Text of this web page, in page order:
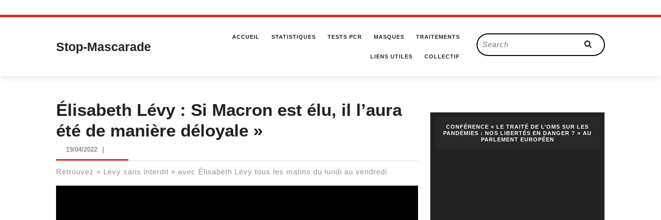
Skip
Stop-Mascarade
ACCUEIL STATISTIQUES TESTS PCR MASQUES TRAITEMENTS
LIENS UTILES COLLECTIF
Search
for:
Élisabeth Lévy : Si Macron est élu, il l’aura
été de manière déloyale »
19/04/202219/04/2022
Retrouvez « Lévy sans interdit » avec Élisabeth Lévy tous les matins du lundi au vendredi
CONFÉRENCE « LE TRAITÉ DE L’OMS SUR LES
PANDÉMIES : NOS LIBERTÉS EN DANGER ? » AU
PARLEMENT EUROPÉEN